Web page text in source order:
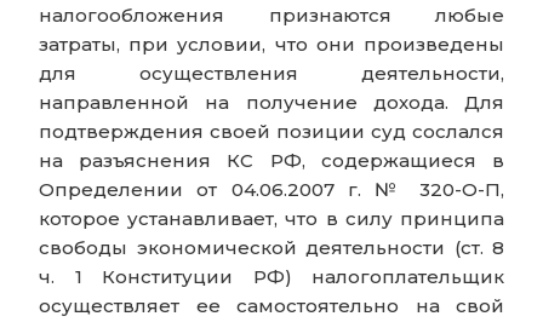
налогообложения признаются любые
затраты, при условии, что они произведены
для осуществления деятельности,
направленной на получение дохода. Для
подтверждения своей позиции суд сослался
на разъяснения КС РФ, содержащиеся в
Определении от 04.06.2007 г. № 320-О-П,
которое устанавливает, что в силу принципа
свободы экономической деятельности (ст. 8
ч. 1 Конституции РФ) налогоплательщик
осуществляет ее самостоятельно на свой